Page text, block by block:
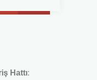
Hattı: